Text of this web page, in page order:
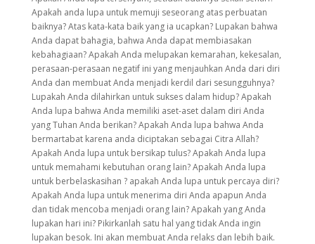
Apakah anda lupa untuk memuji seseorang atas perbuatan
baiknya? Atas kata-kata baik yang ia ucapkan? Lupakan bahwa
Anda dapat bahagia, bahwa Anda dapat membiasakan
kebahagiaan? Apakah Anda melupakan kemarahan, kekesalan,
perasaan-perasaan negatif ini yang menjauhkan Anda dari diri
Anda dan membuat Anda menjadi kerdil dari sesungguhnya?
Lupakah Anda dilahirkan untuk sukses dalam hidup? Apakah
Anda lupa bahwa Anda memiliki aset-aset dalam diri Anda
yang Tuhan Anda berikan? Apakah Anda lupa bahwa Anda
bermartabat karena anda diciptakan sebagai Citra Allah?
Apakah Anda lupa untuk bersikap tulus? Apakah Anda lupa
untuk memahami kebutuhan orang lain? Apakah Anda lupa
untuk berbelaskasihan ? apakah Anda lupa untuk percaya diri?
Apakah Anda lupa untuk menerima diri Anda apapun Anda
dan tidak mencoba menjadi orang lain? Apakah yang Anda
lupakan hari ini? Pikirkanlah satu hal yang tidak Anda ingin
lupakan besok. Ini akan membuat Anda relaks dan lebih baik.